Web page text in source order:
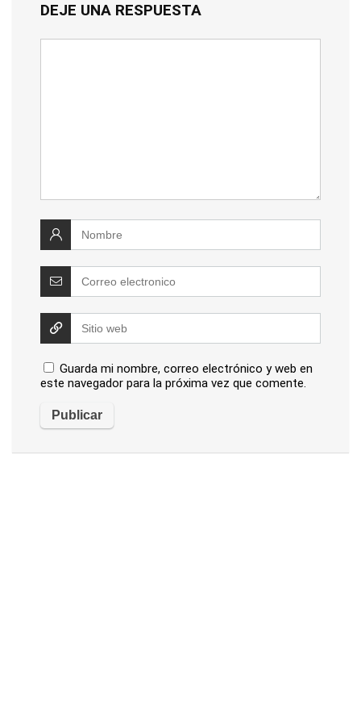
DEJE UNA RESPUESTA
Guarda mi nombre, correo electrónico y web en
este navegador para la próxima vez que comente.